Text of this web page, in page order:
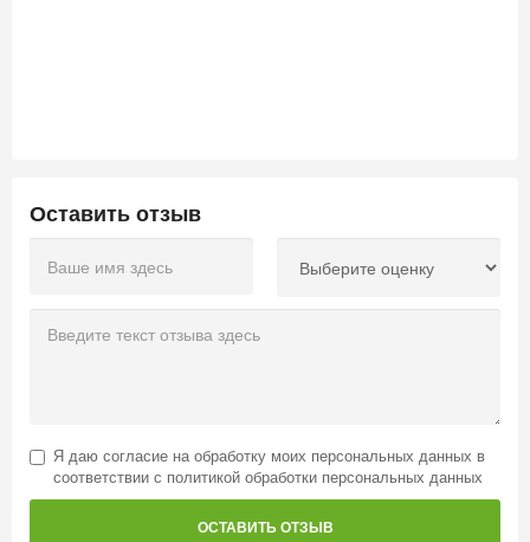
Оставить отзыв
Я даю согласие на обработку моих персональных данных в
соответствии с политикой обработки персональных данных
ОСТАВИТЬ ОТЗЫВ